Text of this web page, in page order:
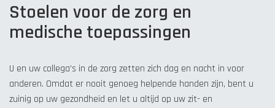
Stoelen voor de zorg en
medische toepassingen
U en uw collega’s in de zorg zetten zich dag en nacht in voor
anderen. Omdat er nooit genoeg helpende handen zijn, bent u
zuinig op uw gezondheid en let u altijd op uw zit- en